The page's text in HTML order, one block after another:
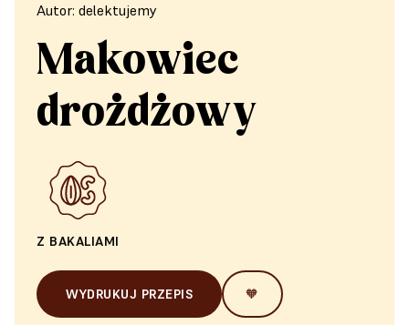
Autor: delektujemy
Makowiec
drożdżowy
Z BAKALIAMI
WYDRUKUJ PRZEPIS 🧡